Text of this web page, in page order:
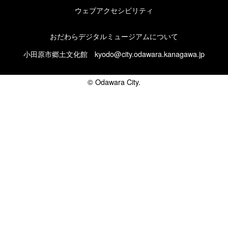
ウェブアクセシビリティ
おだわらデジタルミュージアムについて
小田原市郷土文化館 kyodo@city.odawara.kanagawa.jp
© Odawara City.